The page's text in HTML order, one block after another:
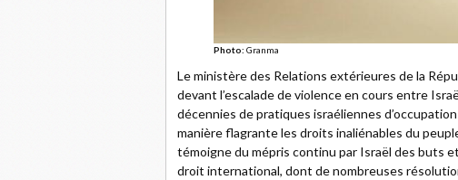
Photo: Granma
Le ministère des Relations extérieures de la
devant l’escalade de violence en cours entre
décennies de pratiques israéliennes
manière flagrante les droits inaliénables du
témoigne du mépris continu par Israël des buts
droit international, dont de nombreuses